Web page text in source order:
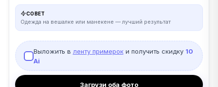
СОВЕТ
Одежда на вешалке или манекене — лучший результат
Выложить в ленту примероки получить скидку 10
Ai
Загрузи оба фото